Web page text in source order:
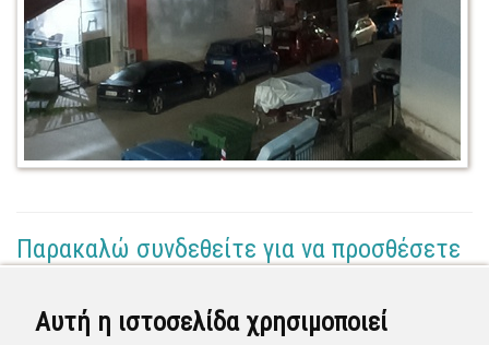
Αυτή η ιστοσελίδα χρησιμοποιεί
Παρακαλώ συνδεθείτε για να προσθέσετε